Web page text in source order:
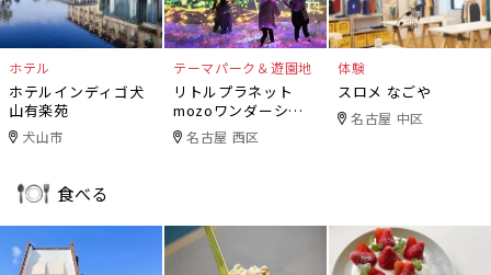
ホテル
ホテルインディゴ犬
山有楽苑
犬山市
テーマパーク＆遊園地
リトルプラネット
mozoワンダーシテ
ィ 名古屋 西区
体験
スロメ なごや
名古屋 中区
食べる